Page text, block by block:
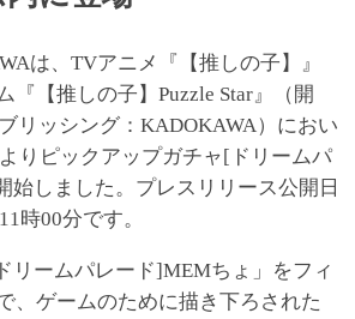
は、TVアニメ『【推しの子】』
『【推しの子】Puzzle Star』（開
リッシング：KADOKAWA）におい
りピックアップガチャ[ドリームパ
始しました。プレスリリース公開日
時00分です。
リームパレード]MEMちょ」をフィ
、ゲームのために描き下ろされた